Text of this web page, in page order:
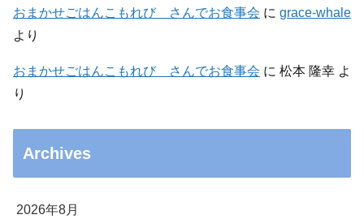
おまかせごはんこもれび さんでお食事会 に grace-whale
より
おまかせごはんこもれび さんでお食事会 に 松本 隆幸 よ
り
Archives
2026年8月